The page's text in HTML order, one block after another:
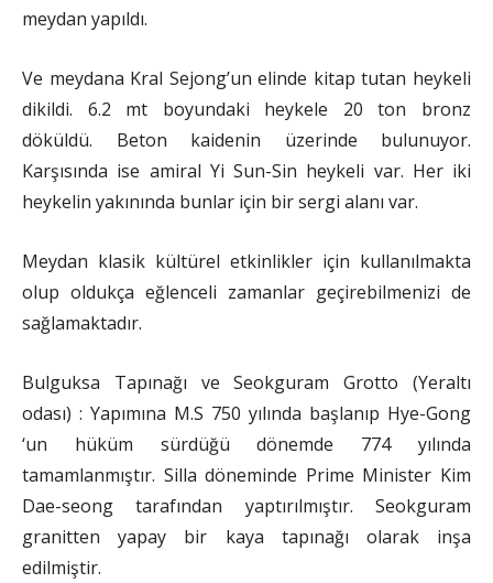
meydan yapıldı.
Ve meydana Kral Sejong’un elinde kitap tutan heykeli
dikildi. 6.2 mt boyundaki heykele 20 ton bronz
döküldü. Beton kaidenin üzerinde bulunuyor.
Karşısında ise amiral Yi Sun-Sin heykeli var. Her iki
heykelin yakınında bunlar için bir sergi alanı var.
Meydan klasik kültürel etkinlikler için kullanılmakta
olup oldukça eğlenceli zamanlar geçirebilmenizi de
sağlamaktadır.
Bulguksa Tapınağı ve Seokguram Grotto (Yeraltı
odası) : Yapımına M.S 750 yılında başlanıp Hye-Gong
‘un hüküm sürdüğü dönemde 774 yılında
tamamlanmıştır. Silla döneminde Prime Minister Kim
Dae-seong tarafından yaptırılmıştır. Seokguram
granitten yapay bir kaya tapınağı olarak inşa
edilmiştir.